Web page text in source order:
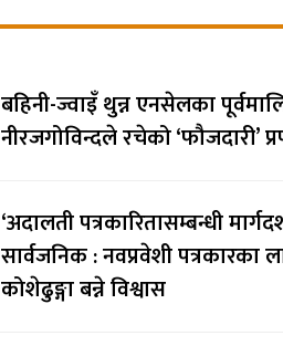
बहिनी-ज्वाइँ थुन्न एनसेलका
नीरजगोविन्दले रचेको ‘फौजदारी’
‘अदालती पत्रकारितासम्बन्धी
सार्वजनिक : नवप्रवेशी पत्रकारका
कोशेढुङ्गा बन्ने विश्वास